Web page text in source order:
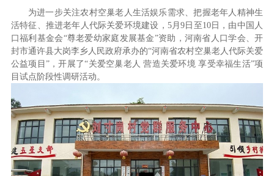
为进一步关注农村空巢老人生活娱乐需求、把握老年人精神生
活特征、推进老年人代际关爱环境建设，5月9日至10日，由中国人
口福利基金会“尊老爱幼家庭发展基金”资助，河南省人口学会、开
封市通许县大岗李乡人民政府承办的“河南省农村空巢老人代际关爱
公益项目”，开展了“关爱空巢老人 营造关爱环境 享受幸福生活”项
目试点阶段性调研活动。